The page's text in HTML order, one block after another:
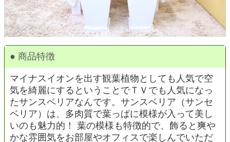
● 商品特徴
マイナスイオンを出す観葉植物としても人気で空
気を綺麗にするということでＴＶでも人気になっ
たサンスベリアなんです。サンスベリア（サンセ
ベリア）は、多肉質で葉っぱに模様が入って美し
いのも魅力的！ 葉の模様も特徴的で、飾ると爽や
かな雰囲気をお部屋やオフィスで楽しんでいただ